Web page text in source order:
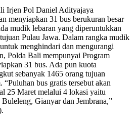
Irjen Pol Daniel Adityajaya
menyiapkan 31 bus berukuran besar
mudik lebaran yang diperuntukkan
Pulau Jawa. Dalam rangka mudik
menghindari dan mengurangi
Polda Bali mempunyai Program
31 bus. Ada pun kuota
sebanyak 1465 orang tujuan
“Puluhan bus gratis tersebut akan
25 Maret melalui 4 lokasi yaitu
Gianyar dan Jembrana,”